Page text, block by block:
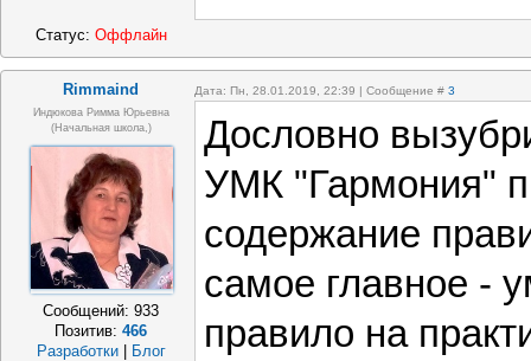
Статус: Оффлайн
Rimmaind Дата: Пн, 28.01.2019, 22:39 | Сообщение # 3
Индюкова Римма Юрьевна
(Начальная школа,)
Сообщений:933
Позитив:466
Разработки
Блог
Дословно
УМК "Гармония"
содержание
самое главное -
правило на